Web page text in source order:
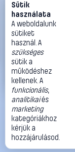
#112430
TOOLCRAFT
M16 DIN 705 Acél 1
TOOLCRAFT
41 990 Ft
Kosárba
«
Méret:
©2026
ThermoScope
ÁSZF
Sütik
használata
A weboldalunk
sütiket
használ. A
szükséges
sütik a
működéshez
kellenek. A
funkcionális,
analitikaiés
marketing
kategóriákhoz
kérjük a
hozzájárulásod.